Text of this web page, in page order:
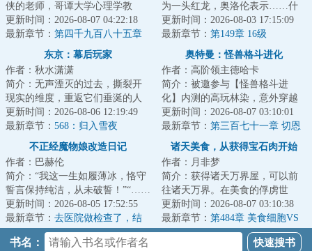
侠的老师，哥谭大学心理学教
授。刚来第一天，布鲁斯·韦恩就
进了心理诊室。...
更新时间：2026-08-07 04:22:18
最新章节： 第四千九百八十五章
前进约克前进（三）
为一头红龙，奥洛伦表示……什
么人人平等的帝国？红龙就是要
征服一切！我将...
更新时间：2026-08-03 17:15:09
最新章节： 第149章 16级
东京：幕后玩家
作者：秋水潇潇
简介：无声湮灭的过去，撕裂开
现实的维度，重返它们垂涎的人
间。传承失落的世界，能与之对
抗的，唯有“不...
更新时间：2026-08-06 12:19:49
最新章节： 568：归入雪夜
奥特曼：怪兽格斗进化
作者：高阶领主德哈卡
简介：被邀参与【怪兽格斗进
化】内测的高玩林染，意外穿越
到了奥特世界，却发现这个世界
很不对劲。要问为...
更新时间：2026-08-07 03:10:01
最新章节： 第三百七十一章 切恩
星人：我焯？数值怪！
不正经魔物娘改造日记
作者：巴赫伦
简介：“我这一生如履薄冰，恪守
誓言保持纯洁，从未破誓！”“……
你问她们是怎么回事？”“嗨！”“圣
骑...
更新时间：2026-08-05 17:52:55
最新章节： 去医院做检查了，结
诸天美食，从获得宝石肉开始
作者：月非梦
简介：获得诸天万界屋，可以前
往诸天万界。在美食的俘虏世
界，江炎获得了宝石肉，并觉醒
了美食细胞。回归...
更新时间：2026-08-07 03:10:38
最新章节： 第484章 美食细胞VS
玛娜
书名：